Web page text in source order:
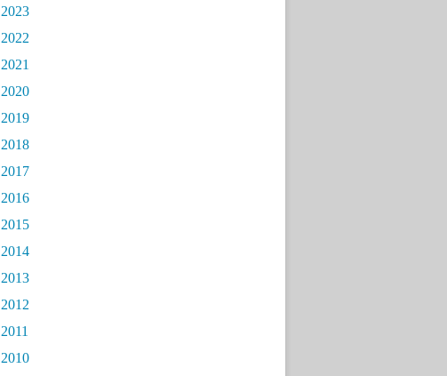
2023
2022
2021
2020
2019
2018
2017
2016
2015
2014
2013
2012
2011
2010